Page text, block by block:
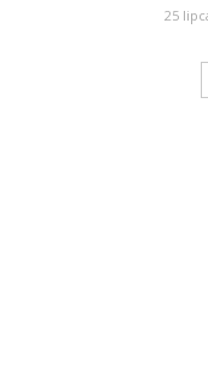
25